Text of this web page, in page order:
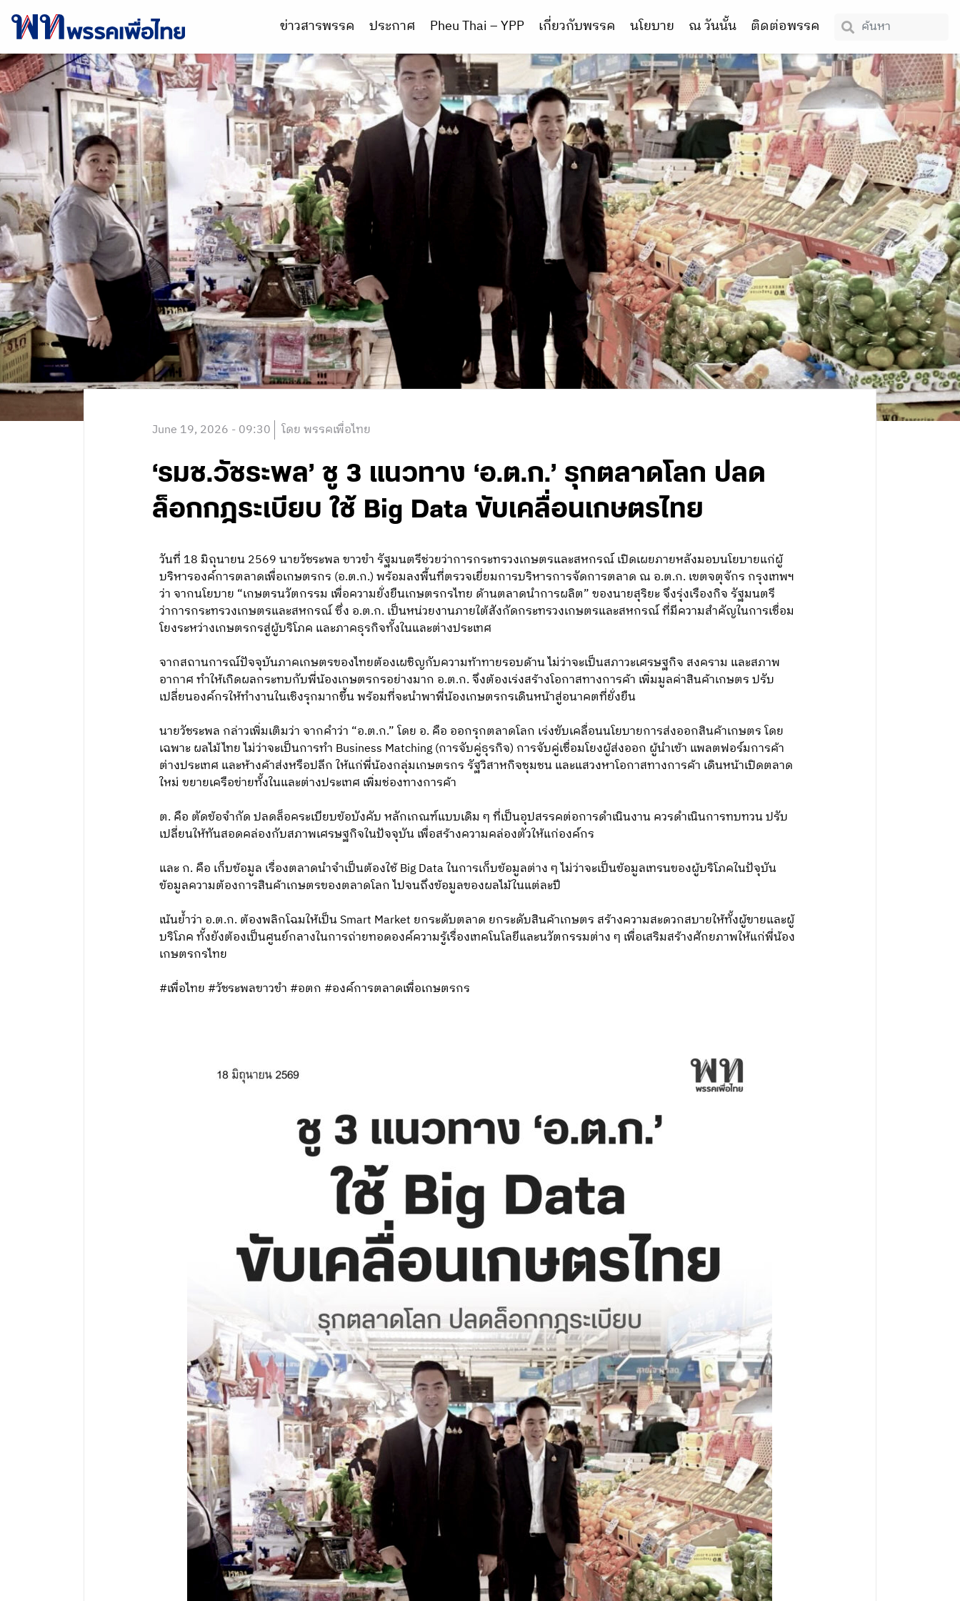
ข่าวสารพรรค ประกาศ Pheu Thai – YPP เกี่ยวกับพรรค นโยบาย ณ วันนั้น ติดต่อพรรค
June 19, 2026 - 09:30 โดย พรรคเพื่อไทย
‘รมช.วัชระพล’ ชู 3 แนวทาง ‘อ.ต.ก.’ รุกตลาดโลก ปลด
ล็อกกฎระเบียบ ใช้ Big Data ขับเคลื่อนเกษตรไทย
วันที่ 18 มิถุนายน 2569 นายวัชระพล ขาวขำ รัฐมนตรีช่วยว่าการกระทรวงเกษตรและสหกรณ์ เปิดเผยภายหลังมอบนโยบายแก่ผู้
บริหารองค์การตลาดเพื่อเกษตรกร (อ.ต.ก.) พร้อมลงพื้นที่ตรวจเยี่ยมการบริหารการจัดการตลาด ณ อ.ต.ก. เขตจตุจักร กรุงเทพฯ
ว่า จากนโยบาย “เกษตรนวัตกรรม เพื่อความยั่งยืนเกษตรกรไทย ด้านตลาดนำการผลิต” ของนายสุริยะ จึงรุ่งเรืองกิจ รัฐมนตรี
ว่าการกระทรวงเกษตรและสหกรณ์ ซึ่ง อ.ต.ก. เป็นหน่วยงานภายใต้สังกัดกระทรวงเกษตรและสหกรณ์ ที่มีความสำคัญในการเชื่อม
โยงระหว่างเกษตรกรสู่ผู้บริโภค และภาคธุรกิจทั้งในและต่างประเทศ
จากสถานการณ์ปัจจุบันภาคเกษตรของไทยต้องเผชิญกับความท้าทายรอบด้าน ไม่ว่าจะเป็นสภาวะเศรษฐกิจ สงคราม และสภาพ
อากาศ ทำให้เกิดผลกระทบกับพี่น้องเกษตรกรอย่างมาก อ.ต.ก. จึงต้องเร่งสร้างโอกาสทางการค้า เพิ่มมูลค่าสินค้าเกษตร ปรับ
เปลี่ยนองค์กรให้ทำงานในเชิงรุกมากขึ้น พร้อมที่จะนำพาพี่น้องเกษตรกรเดินหน้าสู่อนาคตที่ยั่งยืน
นายวัชระพล กล่าวเพิ่มเติมว่า จากคำว่า “อ.ต.ก.” โดย อ. คือ ออกรุกตลาดโลก เร่งขับเคลื่อนนโยบายการส่งออกสินค้าเกษตร โดย
เฉพาะ ผลไม้ไทย ไม่ว่าจะเป็นการทำ Business Matching (การจับคู่ธุรกิจ) การจับคู่เชื่อมโยงผู้ส่งออก ผู้นำเข้า แพลตฟอร์มการค้า
ต่างประเทศ และห้างค้าส่งหรือปลีก ให้แก่พี่น้องกลุ่มเกษตรกร รัฐวิสาหกิจชุมชน และแสวงหาโอกาสทางการค้า เดินหน้าเปิดตลาด
ใหม่ ขยายเครือข่ายทั้งในและต่างประเทศ เพิ่มช่องทางการค้า
ต. คือ ตัดข้อจำกัด ปลดล็อคระเบียบข้อบังคับ หลักเกณฑ์แบบเดิม ๆ ที่เป็นอุปสรรคต่อการดำเนินงาน ควรดำเนินการทบทวน ปรับ
เปลี่ยนให้ทันสอดคล่องกับสภาพเศรษฐกิจในปัจจุบัน เพื่อสร้างความคล่องตัวให้แก่องค์กร
และ ก. คือ เก็บข้อมูล เรื่องตลาดนำจำเป็นต้องใช้ Big Data ในการเก็บข้อมูลต่าง ๆ ไม่ว่าจะเป็นข้อมูลเทรนของผู้บริโภคในปัจุบัน
ข้อมูลความต้องการสินค้าเกษตรของตลาดโลก ไปจนถึงข้อมูลของผลไม้ในแต่ละปี
เน้นย้ำว่า อ.ต.ก. ต้องพลิกโฉมให้เป็น Smart Market ยกระดับตลาด ยกระดับสินค้าเกษตร สร้างความสะดวกสบายให้ทั้งผู้ขายและผู้
บริโภค ทั้งยังต้องเป็นศูนย์กลางในการถ่ายทอดองค์ความรู้เรื่องเทคโนโลยีและนวัตกรรมต่าง ๆ เพื่อเสริมสร้างศักยภาพให้แก่พี่น้อง
เกษตรกรไทย
#เพื่อไทย #วัชระพลขาวขำ #อตก #องค์การตลาดเพื่อเกษตรกร